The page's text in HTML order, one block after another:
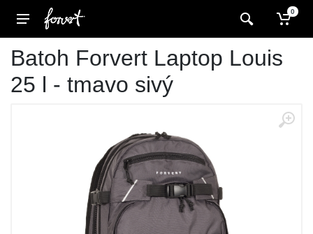
0
Batoh Forvert Laptop Louis
25 l - tmavo sivý